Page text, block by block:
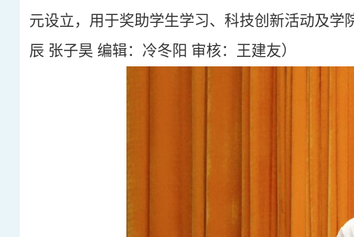
元设立，用于奖助学生学习、科技创新活动及
辰 张子昊 编辑：冷冬阳 审核：王建友）